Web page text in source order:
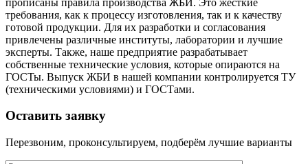
требования, как к процессу изготовления, так и к качеству
готовой продукции. Для их разработки и согласования
привлечены различные институты, лаборатории и лучшие
эксперты. Также, наше предприятие разрабатывает
собственные технические условия, которые опираются на
ГОСТы. Выпуск ЖБИ в нашей компании контролируется ТУ
(техническими условиями) и ГОСТами.
Оставить заявку
Перезвоним, проконсультируем, подберём лучшие варианты